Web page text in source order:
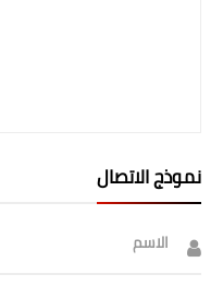
نموذج الاتصال
الاسم